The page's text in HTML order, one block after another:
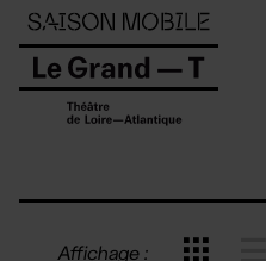
Affichage :
Panneau de gestion des cookies